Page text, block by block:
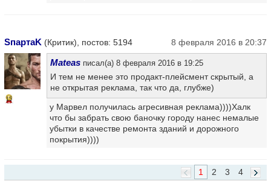
SпартаK (Критик), постов: 5194 8 февраля 2016 в 20:37
15
Mateas писал(а) 8 февраля 2016 в 19:25
И тем не менее это продакт-плейсмент скрытый, а
не открытая реклама, так что да, глубже)
у Марвел получилась агресивная реклама))))Халк
что бы забрать свою баночку городу нанес немалые
убытки в качестве ремонта зданий и дорожного
покрытия))))
4
3
2
1